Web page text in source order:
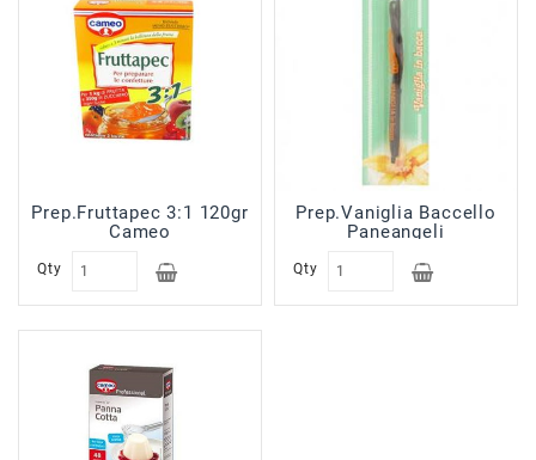
Prep.Fruttapec 3:1 120gr
Cameo
Qty
Prep.Vaniglia Baccello
Paneangeli
Qty